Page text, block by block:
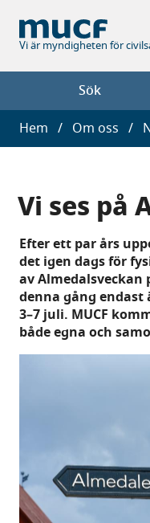
huvudinnehåll
Vi är myndigheten för
Sök
Länkstig
Hem Om oss
Vi ses på
Efter ett par års
det igen dags för
av Almedalsveckan
denna gång endast
3–7 juli. MUCF
både egna och